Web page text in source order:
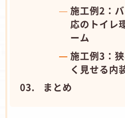
施工例2：
応のトイレ
ーム
施工例3：
く見せる内
まとめ